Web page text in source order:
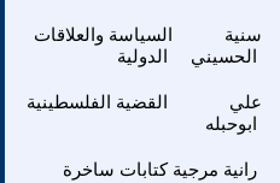
السياسة والعلاقات
الدولية
سنية
الحسيني
القضية الفلسطينية
علي
ابوحبله
كتابات ساخرة رانية مرجية